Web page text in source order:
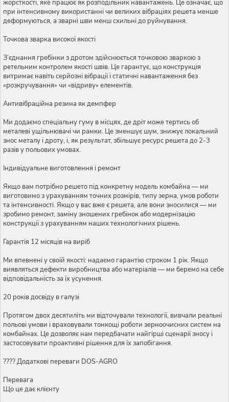
жорсткості, яке працює як розподільник навантажень. Це означає, що
при інтенсивному використанні чи великих вібраціях решета менше
деформуються, а зварні шви менш схильні до руйнування.
Точкова зварка високої якості
З’єднання гребінки з дротом здійснюється точковою зваркою з
ретельним контролем якості швів. Це гарантує, що конструкція
витримає навіть серйозні вібрації і статичні навантаження без
«розкручування» чи «відриву» елементів.
Антивібраційна резина як демпфер
Ми додаємо спеціальну гуму в місцях, де дріт може тертись об
металеві ущільнювачі чи рамки. Це зменшує шум, знижує локальний
знос металу і дроту, і, як результат, збільшує ресурс решета до 2-3
разів у польових умовах.
Індивідуальне виготовлення і ремонт
Якщо вам потрібно решето під конкретну модель комбайна — ми
виготовимо з урахуванням точних розмірів, типу зерна, умов роботи
та інтенсивності. Якщо у вас вже є решета, але вони зносилися — ми
зробимо ремонт, заміну зношених гребінок або модернізацію
конструкції з урахуванням наших технологічних рішень.
Гарантія 12 місяців на виріб
Ми впевнені у своїй якості: надаємо гарантію строком 1 рік. Якщо
виявляться дефекти виробництва або матеріалів — ми беремо на себе
відповідальність за їх усунення.
20 років досвіду в галузі
Протягом двох десятиліть ми відточували технології, вивчали реальні
польові умови і враховували тонкощі роботи зерноочисних систем на
комбайнах. Це дозволяє нам передбачати найгірші сценарії зносу і
застосовувати проактивні рішення для їх запобігання.
???? Додаткові переваги DOS-AGRO
Перевага
Що це дає клієнту